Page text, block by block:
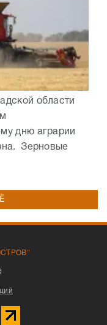
области
дню аграрии
Зерновые